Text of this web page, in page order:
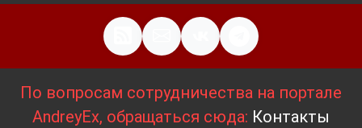
По вопросам сотрудничества на портале
AndreyEx, обращаться сюда: Контакты